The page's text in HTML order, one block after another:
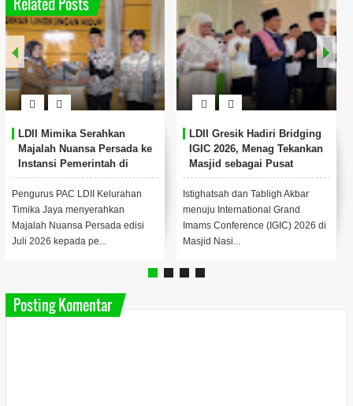
LDII Mimika Serahkan
Majalah Nuansa Persada ke
Instansi Pemerintah di
Timika
Pengurus PAC LDII Kelurahan
Timika Jaya menyerahkan
Majalah Nuansa Persada edisi
Juli 2026 kepada pe...
LDII Gresik Hadiri Bridging
IGIC 2026, Menag Tekankan
Masjid sebagai Pusat
Pemberdayaan Umat
Istighatsah dan Tabligh Akbar
menuju International Grand
Imams Conference (IGIC) 2026 di
Masjid Nasi...
Posting Komentar